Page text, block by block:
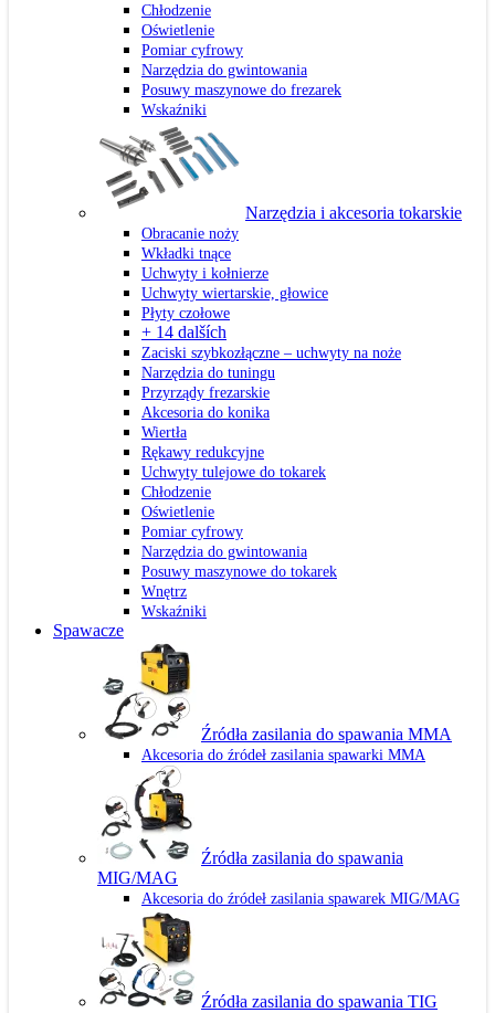
Chłodzenie
Oświetlenie
Pomiar cyfrowy
Narzędzia do gwintowania
Posuwy maszynowe do frezarek
Wskaźniki
Narzędzia i akcesoria tokarskie
Obracanie noży
Wkładki tnące
Uchwyty i kołnierze
Uchwyty wiertarskie, głowice
Płyty czołowe
+ 14 dalších
Zaciski szybkozłączne – uchwyty na noże
Narzędzia do tuningu
Przyrządy frezarskie
Akcesoria do konika
Wiertła
Rękawy redukcyjne
Uchwyty tulejowe do tokarek
Chłodzenie
Oświetlenie
Pomiar cyfrowy
Narzędzia do gwintowania
Posuwy maszynowe do tokarek
Wnętrz
Wskaźniki
Spawacze
Źródła zasilania do spawania MMA
Akcesoria do źródeł zasilania spawarki MMA
Źródła zasilania do spawania
MIG/MAG
Akcesoria do źródeł zasilania spawarek MIG/MAG
Źródła zasilania do spawania TIG